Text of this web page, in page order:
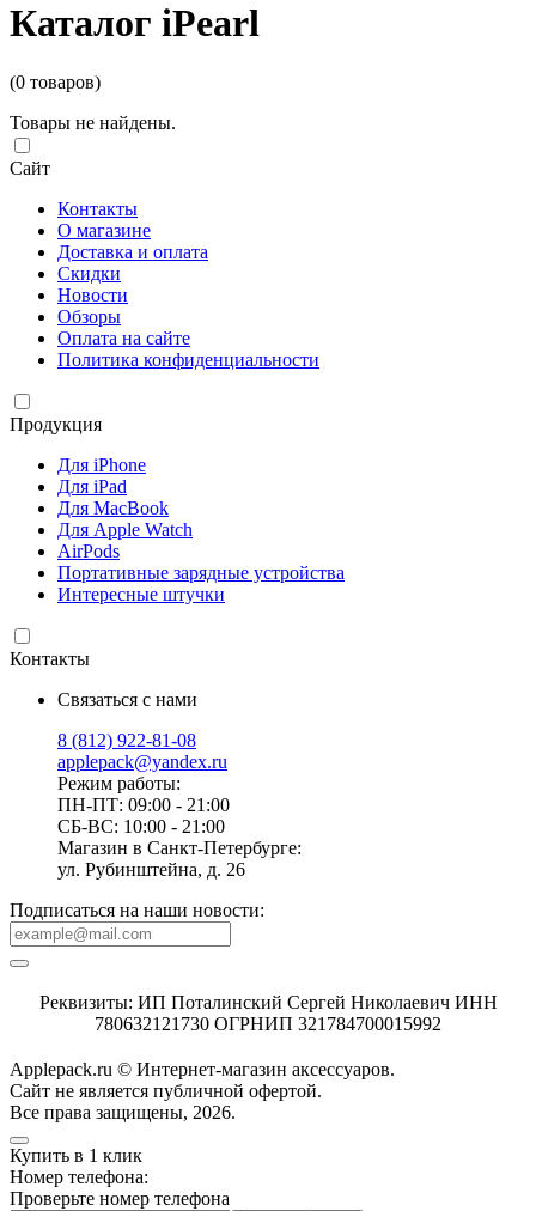
Каталог iPearl
(0 товаров)
Товары не найдены.
Сайт
Контакты
О магазине
Доставка и оплата
Скидки
Новости
Обзоры
Оплата на сайте
Политика конфиденциальности
Продукция
Для iPhone
Для iPad
Для MacBook
Для Apple Watch
AirPods
Портативные зарядные устройства
Интересные штучки
Контакты
Связаться с нами
8 (812) 922-81-08
applepack@yandex.ru
Режим работы:
ПН-ПТ: 09:00 - 21:00
СБ-ВС: 10:00 - 21:00
Магазин в Санкт-Петербурге:
ул. Рубинштейна, д. 26
Подписаться на наши новости:
Реквизиты: ИП Поталинский Сергей Николаевич ИНН
780632121730 ОГРНИП 321784700015992
Applepack.ru © Интернет-магазин аксессуаров.
Cайт не является публичной офертой.
Все права защищены, 2026.
Купить в 1 клик
Номер телефона:
Проверьте номер телефона